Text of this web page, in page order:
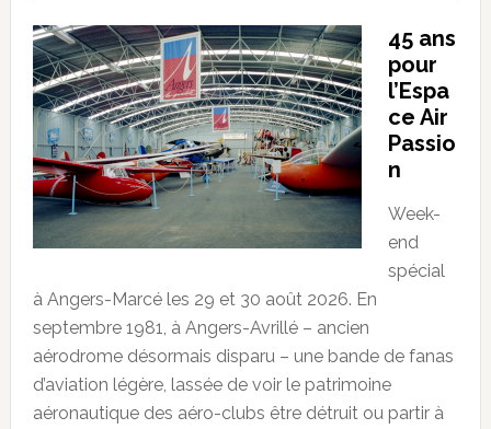
45 ans
pour
l’Espa
ce Air
Passio
n
Week-
end
spécial
à Angers-Marcé les 29 et 30 août 2026. En
septembre 1981, à Angers-Avrillé – ancien
aérodrome désormais disparu – une bande de fanas
d’aviation légère, lassée de voir le patrimoine
aéronautique des aéro-clubs être détruit ou partir à